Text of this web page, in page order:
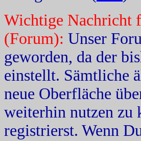
Wichtige Nachricht
(Forum): Unser
geworden, da der
einstellt. Sämtliche
neue Oberfläche
weiterhin nutzen zu
registrierst. Wenn